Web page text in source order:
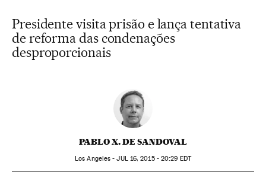
Presidente visita prisão e lança tentativa
de reforma das condenações
desproporcionais
PABLO X. DE SANDOVAL
Los Angeles -JUL16, 2015 - 20:29 EDT